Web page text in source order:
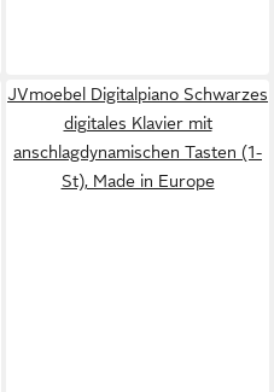
JVmoebel Digitalpiano Schwarzes
digitales Klavier mit
anschlagdynamischen Tasten (1-
St), Made in Europe